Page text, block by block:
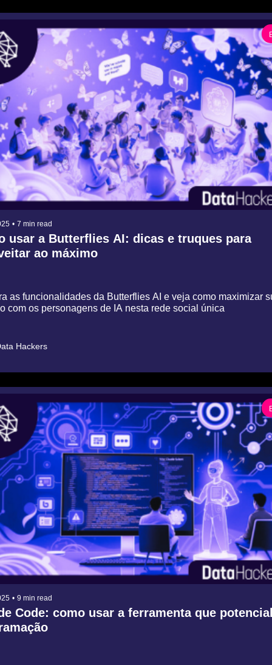
• 7 min read
usar a Butterflies AI: dicas e truques para
ao máximo
as funcionalidades da Butterflies AI e veja como maximizar
com os personagens de IA nesta rede social única
Hackers
• 9 min read
Code: como usar a ferramenta que